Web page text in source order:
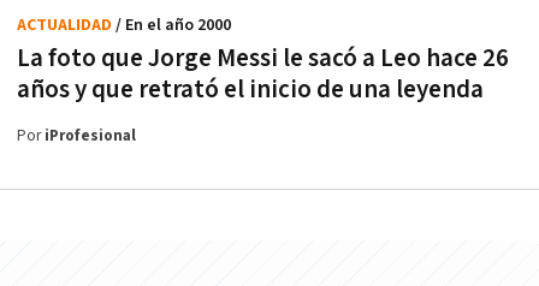
La foto que Jorge Messi le sacó a Leo hace 26
años y que retrató el inicio de una leyenda
ACTUALIDAD / En el año 2000
PoriProfesional